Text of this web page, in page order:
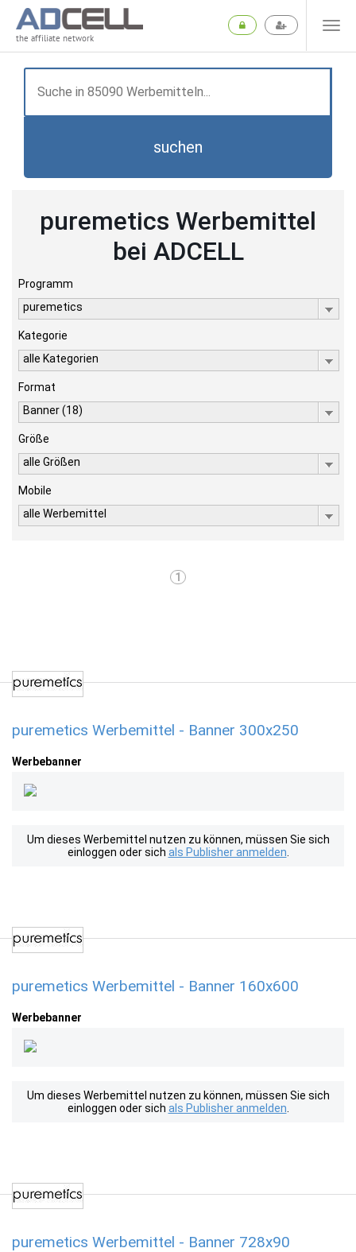
the affiliate network
suchen
puremetics Werbemittel
bei ADCELL
Programm
puremetics
Kategorie
alle Kategorien
Format
Banner (18)
Größe
alle Größen
Mobile
alle Werbemittel
1
puremetics Werbemittel - Banner 300x250
Werbebanner
Um dieses Werbemittel nutzen zu können, müssen Sie sich
einloggen oder sich als Publisher anmelden
puremetics Werbemittel - Banner 160x600
Werbebanner
Um dieses Werbemittel nutzen zu können, müssen Sie sich
einloggen oder sich als Publisher anmelden
puremetics Werbemittel - Banner 728x90